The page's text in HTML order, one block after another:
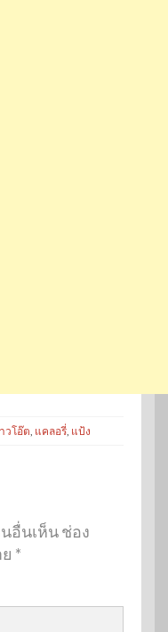
วโอ๊ต, แคลอรี่, แป้ง
อื่นเห็นช่อง
*